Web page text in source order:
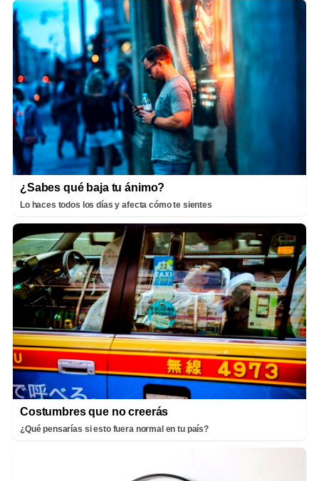
¿Sabes qué baja tu ánimo?
Lo haces todos los días y afecta cómo te sientes
Costumbres que no creerás
¿Qué pensarías si esto fuera normal en tu país?